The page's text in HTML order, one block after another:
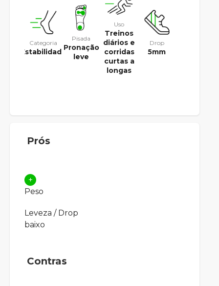
Categoria
Estabilidade
Pisada
Pronação
leve
Uso
Treinos
diários e
corridas
curtas a
longas
Drop
5mm
Prós
+
Peso
Leveza / Drop
baixo
Contras